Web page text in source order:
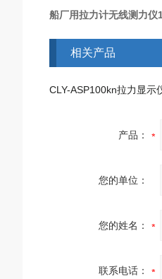
船厂用拉力计无线测力仪
相关产品
产品：
您的单位：
您的姓名：
联系电话：